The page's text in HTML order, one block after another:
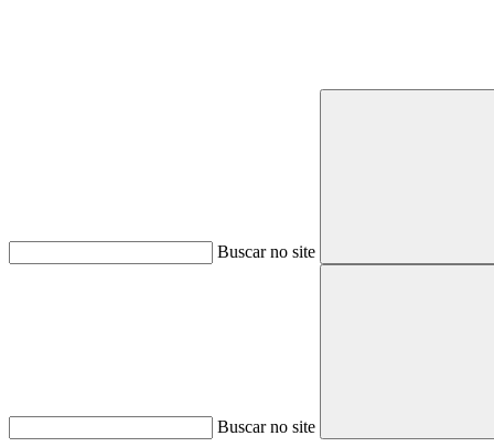
Buscar no site
Buscar no site